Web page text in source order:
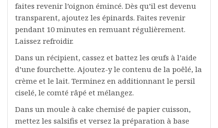
faites revenir l’oignon émincé. Dès qu’il est devenu
transparent, ajoutez les épinards. Faites revenir
pendant 10 minutes en remuant régulièrement.
Laissez refroidir.
Dans un récipient, cassez et battez les œufs à l’aide
d’une fourchette. Ajoutez-y le contenu de la poêlé, la
crème et le lait. Terminez en additionnant le persil
ciselé, le comté râpé et mélangez.
Dans un moule à cake chemisé de papier cuisson,
mettez les salsifis et versez la préparation à base